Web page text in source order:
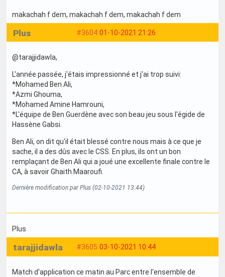
makachah f dem, makachah f dem, makachah f dem
#3604 01-10-2021 21:26
Plus
@tarajjidawla,
L'année passée, j'étais impressionné et j'ai trop suivi:
*Mohamed Ben Ali,
*Azmi Ghouma,
*Mohamed Amine Hamrouni,
*L'équipe de Ben Guerdène avec son beau jeu sous l'égide de
Hassène Gabsi.
Ben Ali, on dit qu'il était blessé contre nous mais à ce que je
sache, il a des dûs avec le CSS. En plus, ils ont un bon
remplaçant de Ben Ali qui a joué une excellente finale contre le
CA, à savoir Ghaith Maaroufi.
Dernière modification par Plus (02-10-2021 13:44)
Plus
#3605 03-10-2021 10:44
tarajjidawla
Match d'application ce matin au Parc entre l'ensemble de